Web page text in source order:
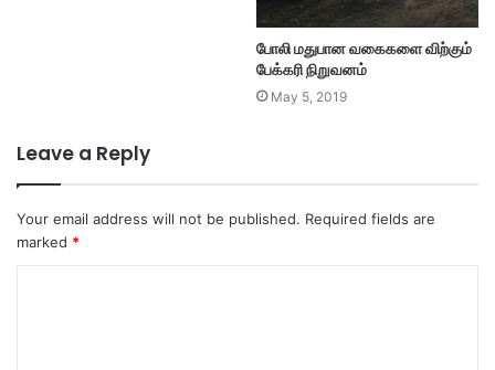
போலி மதுபான வகைகளை விற்கும்
பேக்கரி நிறுவனம்
May 5, 2019
Leave a Reply
Your email address will not be published. Required fields are
marked *